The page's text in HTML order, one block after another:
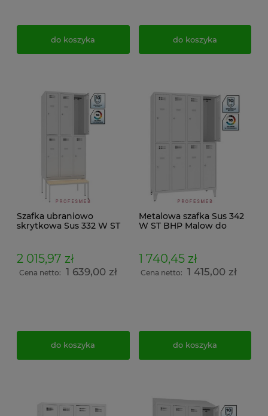
do koszyka do koszyka
Szafka ubraniowo
skrytkowa Sus 332 W ST
wysuwaną Pw 331 wymiar
219x90x74,5cm
2 015,97 zł
Cena netto: 1 639,00 zł
do koszyka
Metalowa szafka Sus 342
W ST BHP Malow do
nogach wymiar
194x120x50cm
1 740,45 zł
Cena netto: 1 415,00 zł
do koszyka